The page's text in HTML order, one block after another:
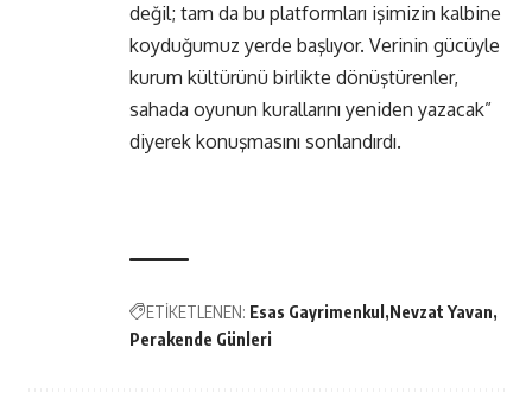
değil; tam da bu platformları işimizin kalbine
koyduğumuz yerde başlıyor. Verinin gücüyle
kurum kültürünü birlikte dönüştürenler,
sahada oyunun kurallarını yeniden yazacak”
diyerek konuşmasını sonlandırdı.
ETİKETLENEN: Esas Gayrimenkul Nevzat Yavan
Perakende Günleri